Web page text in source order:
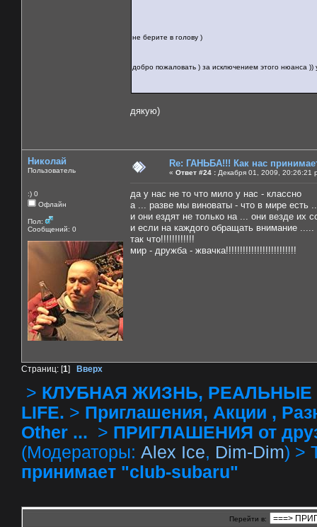
не берите в голову )
добро пожаловать ) за исключением этого нюанса ))
дякую)
Николай
Пользователь
:) 0
Офлайн
Пол:
Сообщений: 0
Re: ГАНЬБА!!! Как нас
« Ответ #24 : Декабря 01, 2009, 20:26:21
да у нас не то что мило у нас - классно
а ... разве мы виноваты - что в мире есть
и они ездят не только на ... они везде их
и если на каждого обращать внимание .....
так что!!!!!!!!!!!!
мир - дружба - жвачка!!!!!!!!!!!!!!!!!!!!!!!!!
Страниц: [1] Вверх
> КЛУБНАЯ ЖИЗНЬ, РЕАЛЬНЫЕ
LIFE. > Приглашения, Акции ,
Other ... > ПРИГЛАШЕНИЯ от
(Модераторы: Alex Ice, Dim-Dim) >
принимает "club-subaru"
Перейти в: